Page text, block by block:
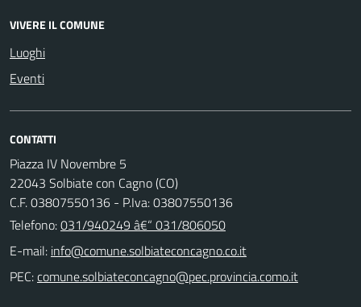
VIVERE IL COMUNE
Luoghi
Eventi
CONTATTI
Piazza IV Novembre 5
22043 Solbiate con Cagno (CO)
C.F. 03807550136 - P.Iva: 03807550136
Telefono:031/940249 â€“ 031/806050
E-mail:
PEC: